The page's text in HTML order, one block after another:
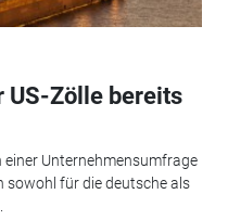
US-Zölle bereits
einer Unternehmensumfrage
sowohl für die deutsche als